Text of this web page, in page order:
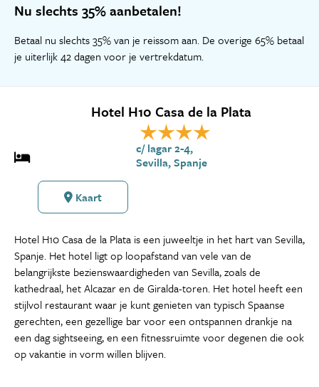
Nu slechts 35% aanbetalen!
Betaal nu slechts 35% van je reissom aan. De overige 65% betaal
je uiterlijk 42 dagen voor je vertrekdatum.
Hotel H10 Casa de la Plata
c/ lagar 2-4,
Sevilla, Spanje
Kaart
Hotel H10 Casa de la Plata is een juweeltje in het hart van Sevilla,
Spanje. Het hotel ligt op loopafstand van vele van de
belangrijkste bezienswaardigheden van Sevilla, zoals de
kathedraal, het Alcazar en de Giralda-toren. Het hotel heeft een
stijlvol restaurant waar je kunt genieten van typisch Spaanse
gerechten, een gezellige bar voor een ontspannen drankje na
een dag sightseeing, en een fitnessruimte voor degenen die ook
op vakantie in vorm willen blijven.